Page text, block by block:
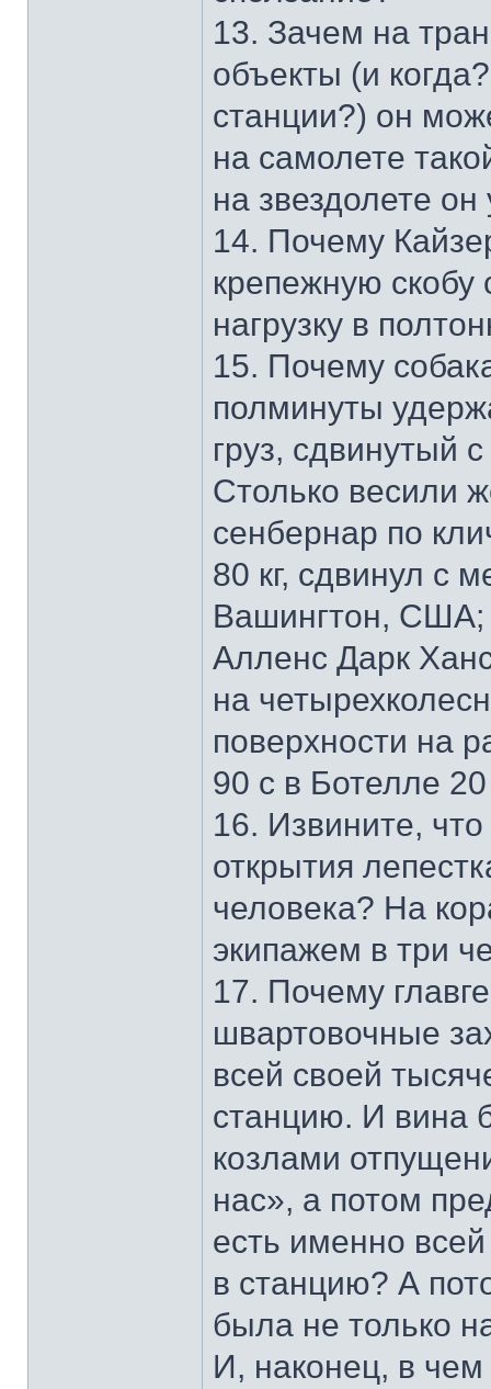
13. Зачем на
объекты (и
станции?) он
на самолете
на звездолете
14. Почему
крепежную скобу
нагрузку в
15. Почему
полминуты
груз, сдвинутый
Столько весили
сенбернар по
80 кг, сдвинул с
Вашингтон, США;
Алленс Дарк
на
поверхности на
90 с в Ботелле
16. Извините,
открытия
человека? На
экипажем в три
17. Почему
швартовочные
всей своей
станцию. И вина
козлами
нас», а потом
есть именно
в станцию? А
была не только
И, наконец, в